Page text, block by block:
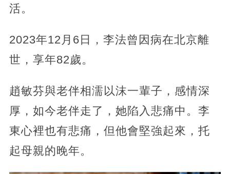
活。
2023年12月6日，李法曾因病在北京離
世，享年82歲。
趙敏芬與老伴相濡以沫一輩子，感情深
厚，如今老伴走了，她陷入悲痛中。李
東心裡也有悲痛，但他會堅強起來，托
起母親的晚年。